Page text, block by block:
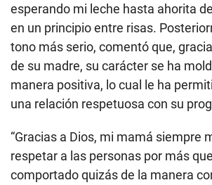
esperando mi leche hasta ahorita
en un principio entre risas.
tono más serio, comentó que,
de su madre, su carácter se ha
manera positiva, lo cual le ha
una relación respetuosa con su
“Gracias a Dios, mi mamá siempre
respetar a las personas por más
comportado quizás de la manera